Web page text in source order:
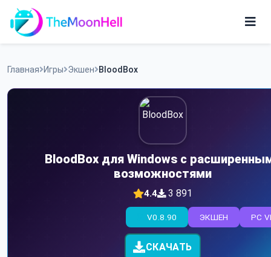
Skip
content
Приложения
Главная Игры Экшен BloodBox
BloodBox для Windows с
возможностями
4.4 3 891
PC
ЭКШЕН
V0.8.90
СКАЧАТЬ